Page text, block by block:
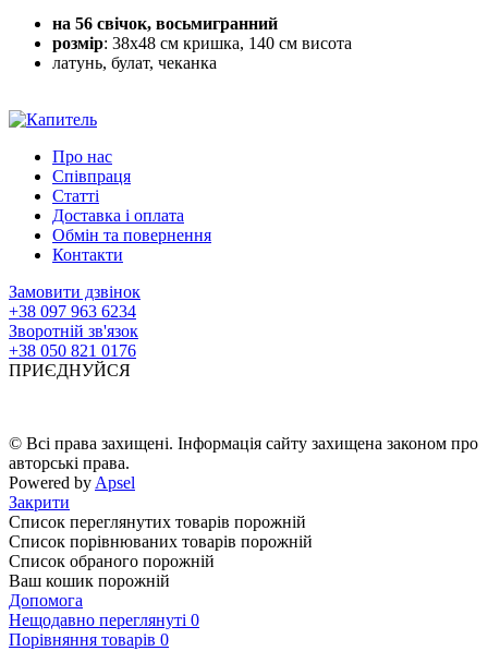
на 56 свічок, восьмигранний
розмір: 38х48 см кришка, 140 см висота
латунь, булат, чеканка
Про нас
Співпраця
Статті
Доставка і оплата
Обмін та повернення
Контакти
Замовити дзвінок
+38 097 963 6234
Зворотній зв'язок
+38 050 821 0176
ПРИЄДНУЙСЯ
© Всі права захищені. Інформація сайту захищена законом про
авторські права.
Powered by Apsel
Закрити
Список переглянутих товарів порожній
Список порівнюваних товарів порожній
Список обраного порожній
Ваш кошик порожній
Допомога
Нещодавно переглянуті 0
Порівняння товарів 0